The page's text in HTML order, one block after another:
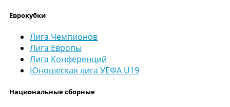
Еврокубки
Лига Чемпионов
Лига Европы
Лига Конференций
Юношеская лига УЕФА U19
Национальные сборные